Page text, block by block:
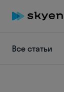
Все статьи